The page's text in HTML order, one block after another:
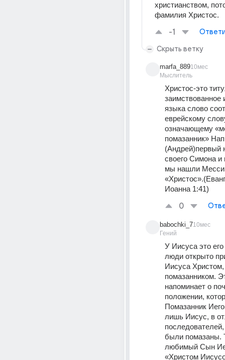
христианством,
фамилия Христос.
-1
Скрыть ветку
marfa_889
Мыслитель
10мес
Христос-это
заимствованное
языка слово
еврейскому
означающему
помазанник»
(Андрей)первый
своего Симона и
мы нашли
Иоанна 1:41)
0
babochki_7
Гений
10мес
У Иисуса это
люди открыто
Иисуса
помазанником.
напоминает о
положении,
Помазанник
лишь Иисус, в
были помазаны.
любимый Сын
«Христом